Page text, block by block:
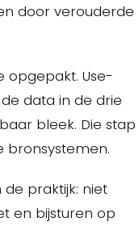
door verouderde
opgepakt. Use-
data in de drie
bleek. Die stap
bronsystemen.
praktijk: niet
en bijsturen op